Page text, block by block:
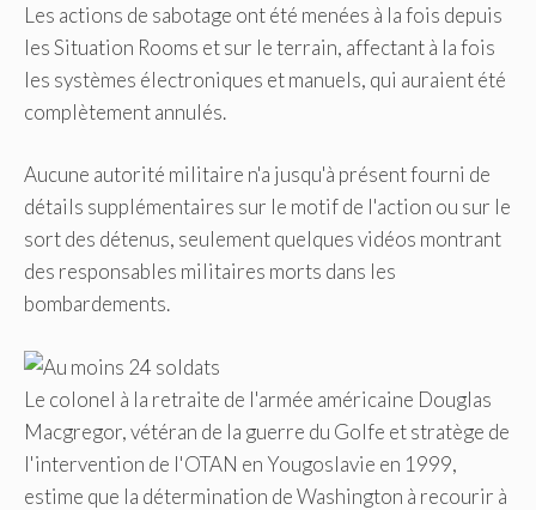
Les actions de sabotage ont été menées à la fois depuis
les Situation Rooms et sur le terrain, affectant à la fois
les systèmes électroniques et manuels, qui auraient été
complètement annulés.
Aucune autorité militaire n'a jusqu'à présent fourni de
détails supplémentaires sur le motif de l'action ou sur le
sort des détenus, seulement quelques vidéos montrant
des responsables militaires morts dans les
bombardements.
Le colonel à la retraite de l'armée américaine Douglas
Macgregor, vétéran de la guerre du Golfe et stratège de
l'intervention de l'OTAN en Yougoslavie en 1999,
estime que la détermination de Washington à recourir à